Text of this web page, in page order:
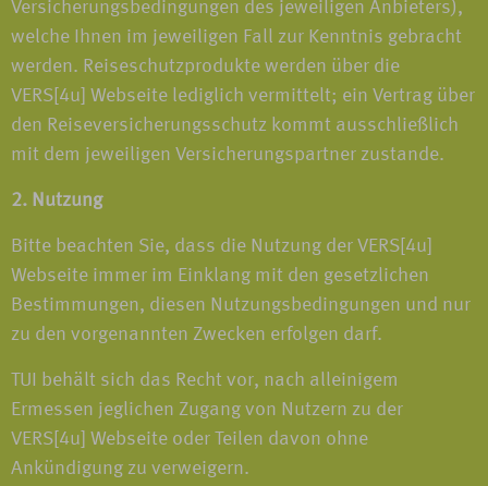
Versicherungsbedingungen des jeweiligen Anbieters),
welche Ihnen im jeweiligen Fall zur Kenntnis gebracht
werden. Reiseschutzprodukte werden über die
VERS[4u] Webseite lediglich vermittelt; ein Vertrag über
den Reiseversicherungsschutz kommt ausschließlich
mit dem jeweiligen Versicherungspartner zustande.
2. Nutzung
Bitte beachten Sie, dass die Nutzung der VERS[4u]
Webseite immer im Einklang mit den gesetzlichen
Bestimmungen, diesen Nutzungsbedingungen und nur
zu den vorgenannten Zwecken erfolgen darf.
TUI behält sich das Recht vor, nach alleinigem
Ermessen jeglichen Zugang von Nutzern zu der
VERS[4u] Webseite oder Teilen davon ohne
Ankündigung zu verweigern.